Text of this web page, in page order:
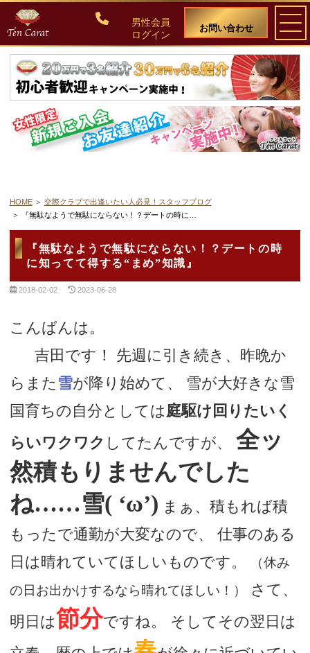
男性会員
ログイン
お問い合わせ
ご入会について
料金・入会案内
会員比率『１：１０』にこだわる理由
50代・60代のための後悔しない選び方
女性会員の紹介
アフィリエイトをご検討の皆様へ。
HOME
交際クラブで出逢いたい人必見！スタッフブログ
『無駄なようで無駄にならない！？デートの時に…
『無駄なようで無駄にならない！？デートの時
に知ってて得する“まめ”知識』
2018-02-02 2023-06-28
こんばんは。
吉田です！ 先週に引き続き、昨晩か
らまた 雪が降り始めて、 雪が大好きな雪
国育ちの自分としては 庭駆け回りたいく
らいワクワク してたんですが、 全ッ
然積もりませんでした
ね……雪( ‘ω’) まぁ、積もれば積
もったで通勤が大変なので、 仕事のある
日は晴れていてほしいものです。
（休み
の日お出かけするなら晴れてほしい！）
さて、
明日は節分ですね。 そしてその翌日は